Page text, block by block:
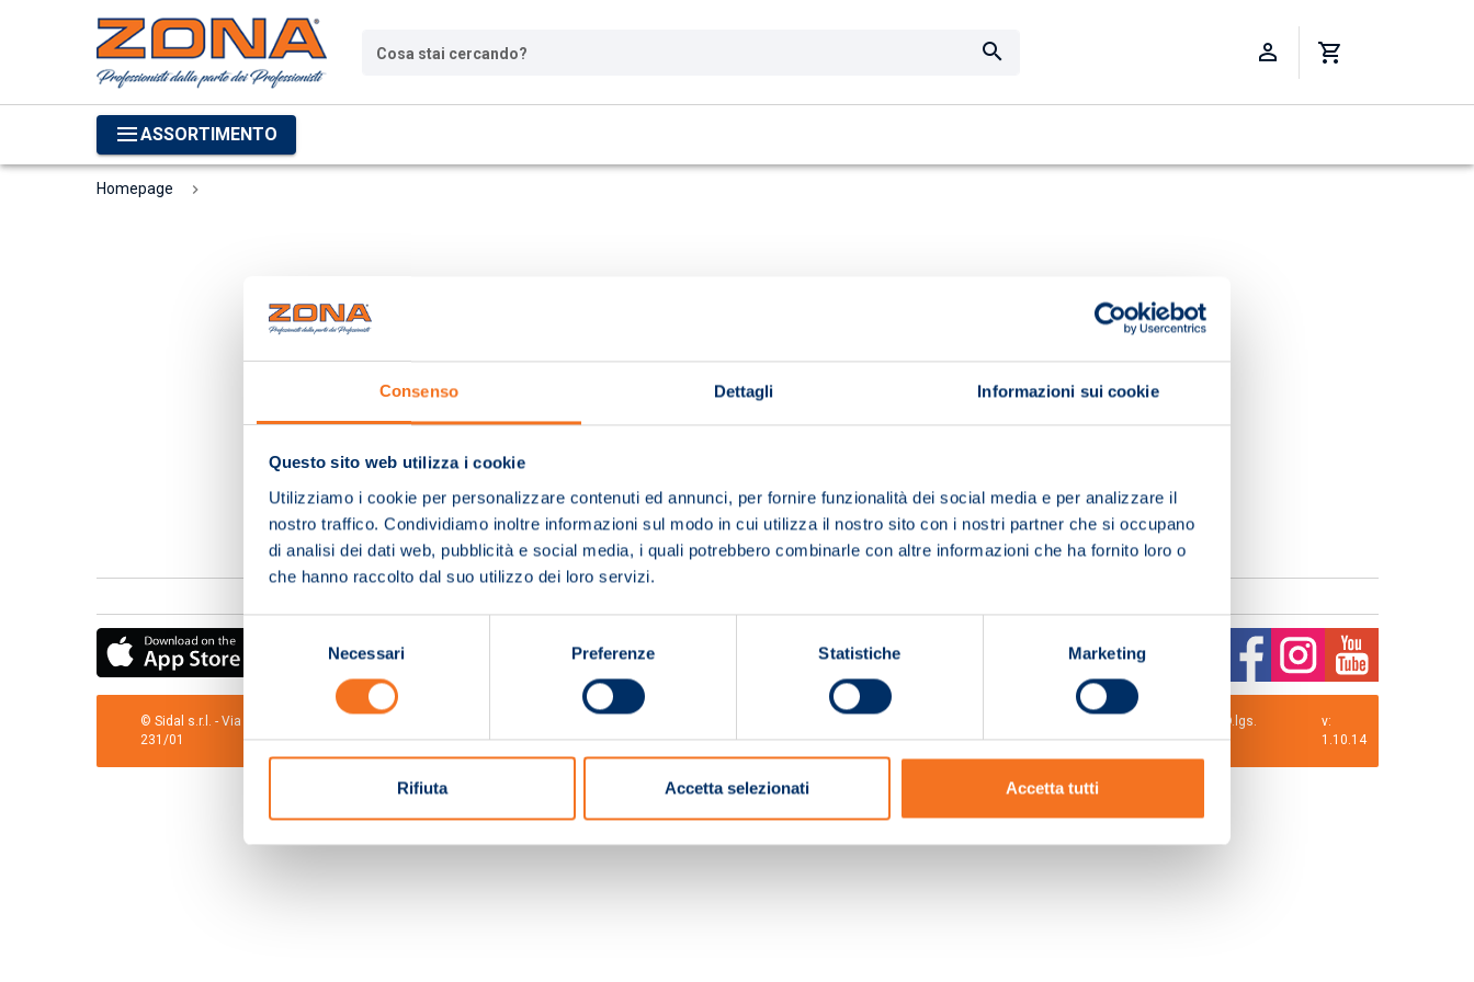
Consenso Dettagli Informazioni sui cookie
Questo sito web utilizza i cookie
Utilizziamo i cookie per personalizzare contenuti ed annunci, per fornire funzionalità dei social media e per analizzare il
nostro traffico. Condividiamo inoltre informazioni sul modo in cui utilizza il nostro sito con i nostri partner che si occupano
di analisi dei dati web, pubblicità e social media, i quali potrebbero combinarle con altre informazioni che ha fornito loro o
che hanno raccolto dal suo utilizzo dei loro servizi.
Selezione
consenso
Necessari Preferenze Statistiche Marketing
Rifiuta Accetta selezionati Accetta tutti
Cosa stai cercando?
ASSORTIMENTO
Homepage
© Sidal s.r.l. - Via S.Agostino,50, 51100 Pistoia - Cod.Fisc. e Registro Imprese Pistoia 01680210505 – R.E.A. n.155974 - Cap.Soc. € 2.000.000,00 i.v. La Società adotta il Codice Etico D.lgs.
231/01
v:
1.10.14